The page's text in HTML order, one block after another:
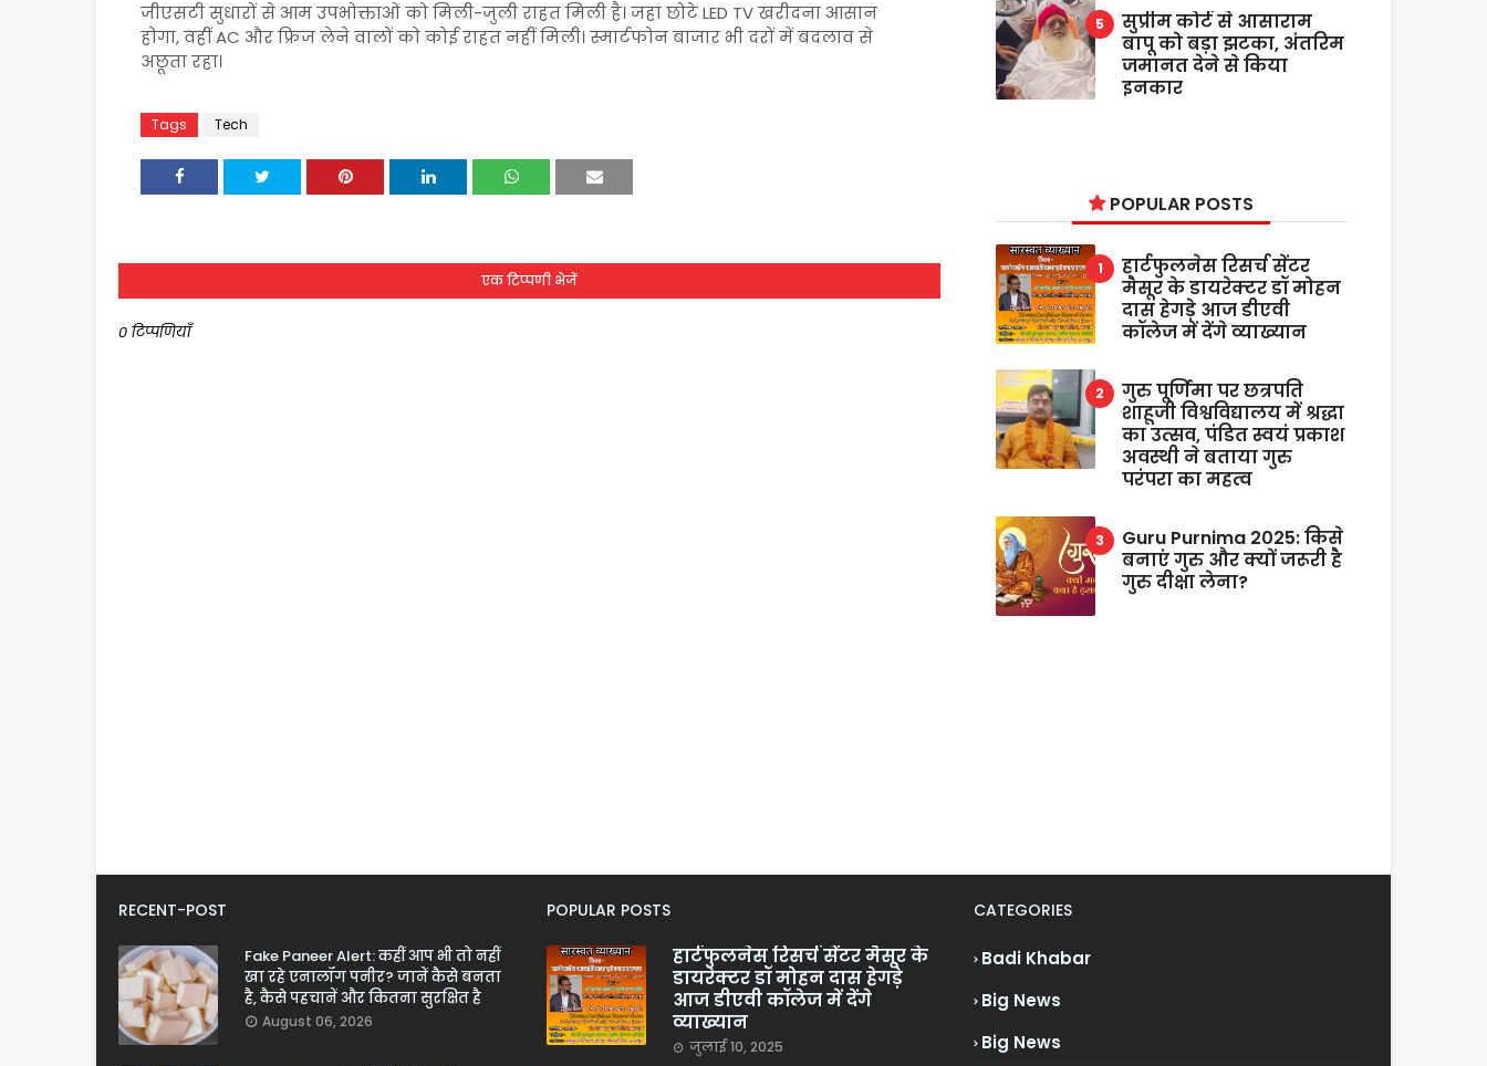
जीएसटी सुधारों से आम उपभोक्ताओं को मिली-जुली राहत मिली है। जहां छोटे LED TV खरीदना आसान
होगा, वहीं AC और फ्रिज लेने वालों को कोई राहत नहीं मिली। स्मार्टफोन बाजार भी दरों में बदलाव से
अछूता रहा।
Tags Tech
एक टिप्पणी भेजें
0 टिप्पणियाँ
सुप्रीम कोर्ट से आसाराम
बापू को बड़ा झटका, अंतरिम
जमानत देने से किया
इनकार
POPULAR POSTS
हार्टफुलनेस रिसर्च सेंटर
मैसूर के डायरेक्टर डॉ मोहन
दास हेगड़े आज डीएवी
कॉलेज में देंगे व्याख्यान
गुरु पूर्णिमा पर छत्रपति
शाहूजी विश्वविद्यालय में श्रद्धा
का उत्सव, पंडित स्वयं प्रकाश
अवस्थी ने बताया गुरु
परंपरा का महत्व
Guru Purnima 2025: किसे
बनाएं गुरु और क्यों जरूरी है
गुरु दीक्षा लेना?
RECENT-POST
Fake Paneer Alert: कहीं आप भी तो नहीं
खा रहे एनालॉग पनीर? जानें कैसे बनता
है, कैसे पहचानें और कितना सुरक्षित है
August 06, 2026
POPULAR POSTS
हार्टफुलनेस रिसर्च सेंटर मैसूर के
डायरेक्टर डॉ मोहन दास हेगड़े
आज डीएवी कॉलेज में देंगे
व्याख्यान
जुलाई 10, 2025
CATEGORIES
Badi Khabar
Big News
Big News